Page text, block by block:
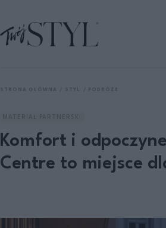
Komfort i
Centre to miejsce